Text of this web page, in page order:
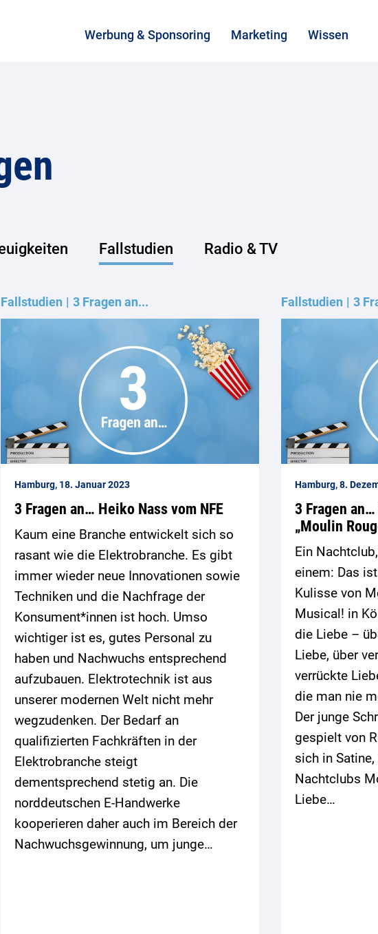
Werbung & Sponsoring Marketing Wissen
Fallstudien Radio & TV
Fallstudien 3 Fragen an...
Hamburg, 18. Januar 2023
3 Fragen an… Heiko Nass vom NFE
Kaum eine Branche entwickelt sich so
rasant wie die Elektrobranche. Es gibt
immer wieder neue Innovationen sowie
Techniken und die Nachfrage der
Konsument*innen ist hoch. Umso
wichtiger ist es, gutes Personal zu
haben und Nachwuchs entsprechend
aufzubauen. Elektrotechnik ist aus
unserer modernen Welt nicht mehr
wegzudenken. Der Bedarf an
qualifizierten Fachkräften in der
Elektrobranche steigt
dementsprechend stetig an. Die
norddeutschen E-Handwerke
kooperieren daher auch im Bereich der
Nachwuchsgewinnung, um junge…
Fallstudien 3
Hamburg, 8.
3 Fragen
„Moulin
Ein
einem: Das
Kulisse von
Musical! in
die Liebe –
Liebe, über
verrückte
die man nie
Der junge
gespielt von
sich in
Nachtclubs
Liebe…